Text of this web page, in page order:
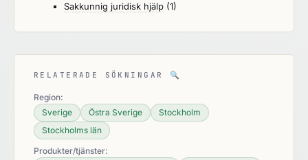
Sakkunnig juridisk hjälp (1)
RELATERADE SÖKNINGAR 🔍
Region:
Sverige
Östra Sverige
Stockholm
Stockholms län
Produkter/tjänster: